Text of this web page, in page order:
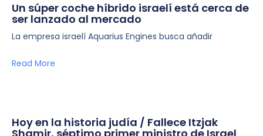
Un súper coche híbrido israelí está cerca de
ser lanzado al mercado
La empresa israelí Aquarius Engines busca añadir
Read More
Hoy en la historia judía / Fallece Itzjak